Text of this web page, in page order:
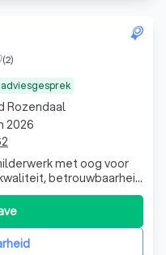
(2)
met oog voor
verzorgen
particuliere als
het schilderen van
Rozendaal
2026